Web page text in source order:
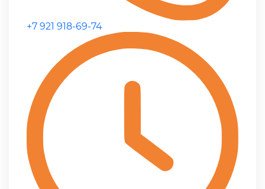
+7 921 918-69-74